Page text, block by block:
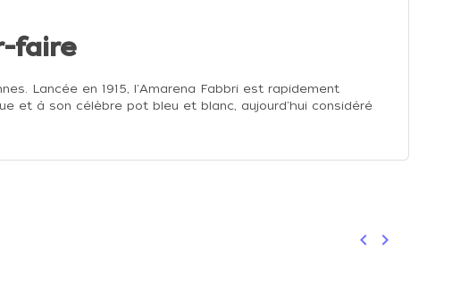
faire
Lancée en 1915, l'Amarena Fabbri est rapidement
et à son célèbre pot bleu et blanc, aujourd'hui considéré
Précédent
keyboard_arrow_left Suivant
keyboard_arrow_right